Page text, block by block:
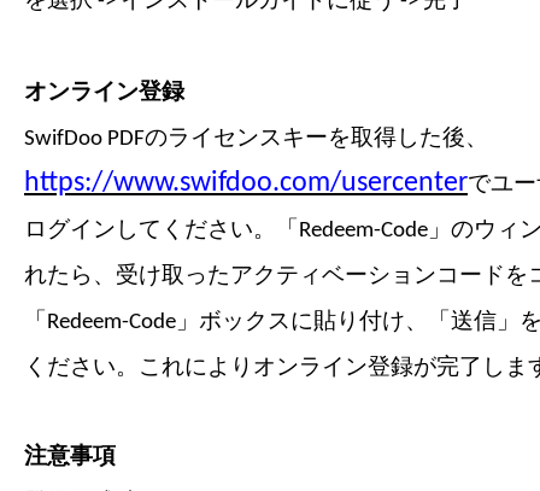
オンライン登録
SwifDoo PDFのライセンスキーを取得した後、
https://www.swifdoo.com/usercenterでユ
ログインしてください。「Redeem-Code」のウィ
れたら、受け取ったアクティベーションコードを
「Redeem-Code」ボックスに貼り付け、「送信」
ください。これによりオンライン登録が完了しま
注意事項